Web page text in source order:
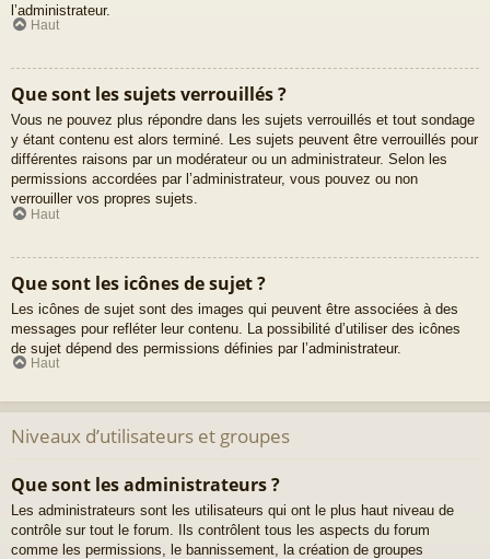
l’administrateur.
Haut
Que sont les sujets verrouillés ?
Vous ne pouvez plus répondre dans les sujets verrouillés et tout sondage
y étant contenu est alors terminé. Les sujets peuvent être verrouillés pour
différentes raisons par un modérateur ou un administrateur. Selon les
permissions accordées par l’administrateur, vous pouvez ou non
verrouiller vos propres sujets.
Haut
Que sont les icônes de sujet ?
Les icônes de sujet sont des images qui peuvent être associées à des
messages pour refléter leur contenu. La possibilité d’utiliser des icônes
de sujet dépend des permissions définies par l’administrateur.
Haut
Niveaux d’utilisateurs et groupes
Que sont les administrateurs ?
Les administrateurs sont les utilisateurs qui ont le plus haut niveau de
contrôle sur tout le forum. Ils contrôlent tous les aspects du forum
comme les permissions, le bannissement, la création de groupes